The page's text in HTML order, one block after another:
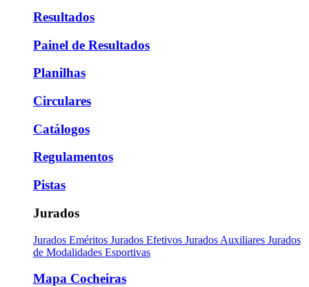
Resultados
Painel de Resultados
Planilhas
Circulares
Catálogos
Regulamentos
Pistas
Jurados
Jurados Eméritos Jurados Efetivos Jurados Auxiliares Jurados
de Modalidades Esportivas
Mapa Cocheiras